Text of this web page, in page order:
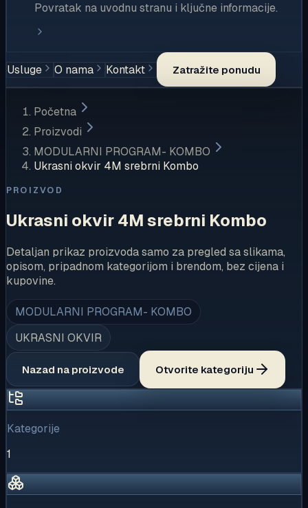
Povratak na uvodnu stranu i ključne informacije.
Usluge O nama Kontakt Zatražite ponudu
Početna
Proizvodi
MODULARNI PROGRAM- KOMBO
Ukrasni okvir 4M srebrni Kombo
PROIZVOD
Ukrasni okvir 4M srebrni Kombo
Detaljan prikaz proizvoda samo za pregled sa slikama,
opisom, pripadnom kategorijom i brendom, bez cijena i
kupovine.
MODULARNI PROGRAM- KOMBO
UKRASNI OKVIR
Nazad na proizvode Otvorite kategoriju
Kategorije
1